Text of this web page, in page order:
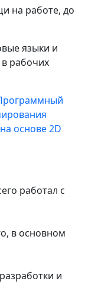
на работе, до
языки и
рабочих
основе 2D
работал с
в основном
и